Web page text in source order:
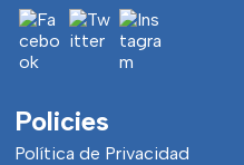
Policies
Política de Privacidad